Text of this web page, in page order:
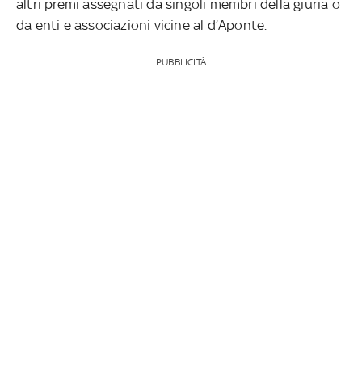
altri premi assegnati da singoli membri della giuria o
da enti e associazioni vicine al d’Aponte.
PUBBLICITÀ